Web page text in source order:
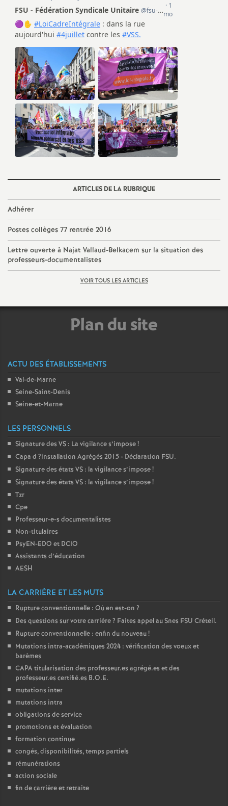
e
i
g
n
e
m
n
t
s
d
e
c
n
d
O
r
l
ARTICLES DE LA RUBRIQUE
Adhérer
Postes collèges 77 rentrée 2016
Lettre ouverte à Najat Vallaud-Belkacem sur la situation des
professeurs-documentalistes
VOIR TOUS LES ARTICLES
Plan du site
ACTU DES ÉTABLISSEMENTS
Val-de-Marne
Seine-Saint-Denis
Seine-et-Marne
LES PERSONNELS
Signature des VS : La vigilance s’impose!
Capa d ?installation Agrégés 2015 - Déclaration FSU.
Signature des états VS : la vigilance s’impose!
Signature des états VS : la vigilance s’impose!
Tzr
Cpe
Professeur-e-s documentalistes
Non-titulaires
PsyEN-EDO et DCIO
Assistants d’éducation
AESH
LA CARRIÈRE ET LES MUTS
Rupture conventionnelle : Où en est-on ?
Des questions sur votre carrière? Faites appel au Snes FSU Créteil.
Rupture conventionnelle : enfin du nouveau!
Mutations intra-académiques 2024 : vérification des voeux et
barèmes
CAPAtitularisation des professeur.es agrégé.es et des
professeur.es certifié.es B.O.E.
mutations inter
mutations intra
obligations de service
promotions et évaluation
formation continue
congés, disponibilités, temps partiels
rémunérations
action sociale
fin de carrière et retraite